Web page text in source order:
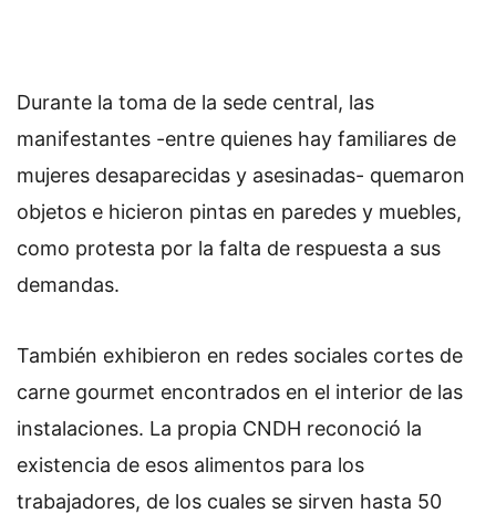
Durante la toma de la sede central, las
manifestantes -entre quienes hay familiares de
mujeres desaparecidas y asesinadas- quemaron
objetos e hicieron pintas en paredes y muebles,
como protesta por la falta de respuesta a sus
demandas.
También exhibieron en redes sociales cortes de
carne gourmet encontrados en el interior de las
instalaciones. La propia CNDH reconoció la
existencia de esos alimentos para los
trabajadores, de los cuales se sirven hasta 50